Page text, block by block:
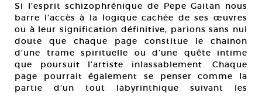
Si l’esprit schizophrénique de Pepe Gaitan nous
barre l’accès à la logique cachée de ses œuvres
ou à leur signification définitive, parions sans nul
doute que chaque page constitue le chainon
d’une trame spirituelle ou d’une quête intime
que poursuit l’artiste inlassablement. Chaque
page pourrait également se penser comme la
partie d’un tout labyrinthique suivant les